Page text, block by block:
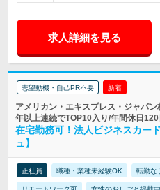
求人詳細を見る
志望動機・自己PR不要 新着
アメリカン・エキスプレス・ジャパ
年以上連続でTOP10入り/年間休日120
在宅勤務可！法人ビジネスカー
ュ】
正社員 職種・業種未経験OK 転勤なし